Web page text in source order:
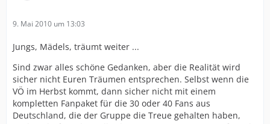
9. Mai 2010 um 13:03
Jungs, Mädels, träumt weiter ...
Sind zwar alles schöne Gedanken, aber die Realität wird
sicher nicht Euren Träumen entsprechen. Selbst wenn die
VÖ im Herbst kommt, dann sicher nicht mit einem
kompletten Fanpaket für die 30 oder 40 Fans aus
Deutschland, die der Gruppe die Treue gehalten haben,